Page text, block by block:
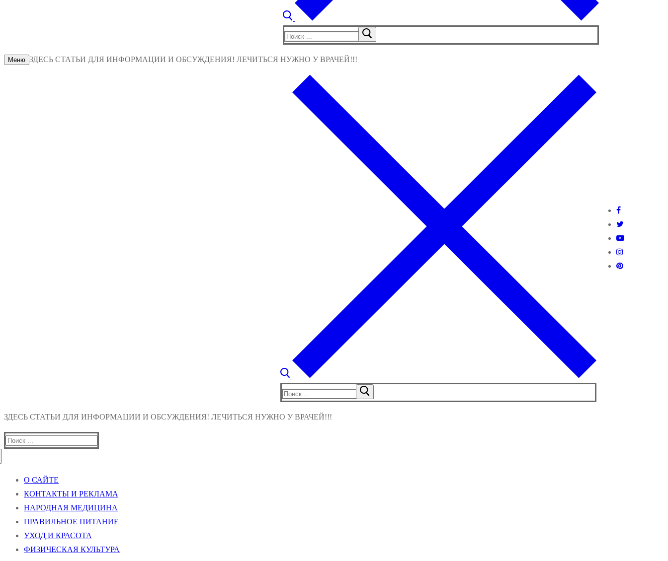
Найти:
Меню ЗДЕСЬ СТАТЬИ ДЛЯ ИНФОРМАЦИИ И ОБСУЖДЕНИЯ! ЛЕЧИТЬСЯ НУЖНО У ВРАЧЕЙ!!!
Найти:
ЗДЕСЬ СТАТЬИ ДЛЯ ИНФОРМАЦИИ И ОБСУЖДЕНИЯ! ЛЕЧИТЬСЯ НУЖНО У ВРАЧЕЙ!!!
Найти:
О САЙТЕ
КОНТАКТЫ И РЕКЛАМА
НАРОДНАЯ МЕДИЦИНА
ПРАВИЛЬНОЕ ПИТАНИЕ
УХОД И КРАСОТА
ФИЗИЧЕСКАЯ КУЛЬТУРА